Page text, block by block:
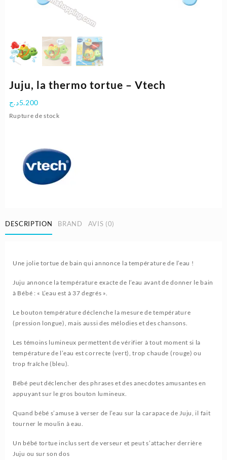
Juju, la thermo tortue – Vtech
5.200د.ج
Rupture de stock
DESCRIPTION BRAND AVIS (0)
Une jolie tortue de bain qui annonce la température de l’eau !
Juju annonce la température exacte de l’eau avant de donner le bain
à Bébé : « L’eau est à 37 degrés ».
Le bouton température déclenche la mesure de température
(pression longue), mais aussi des mélodies et des chansons.
Les témoins lumineux permettent de vérifier à tout moment si la
température de l’eau est correcte (vert), trop chaude (rouge) ou
trop fraîche (bleu).
Bébé peut déclencher des phrases et des anecdotes amusantes en
appuyant sur le gros bouton lumineux.
Quand bébé s’amuse à verser de l’eau sur la carapace de Juju, il fait
tourner le moulin à eau.
Un bébé tortue inclus sert de verseur et peut s’attacher derrière
Juju ou sur son dos